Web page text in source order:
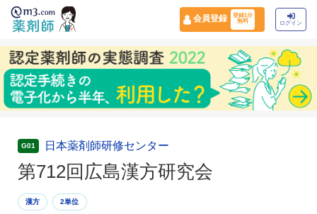
会員登録
登録1分
無料
ログイン
G01 日本薬剤師研修センター
第712回広島漢方研究会
漢方 2単位